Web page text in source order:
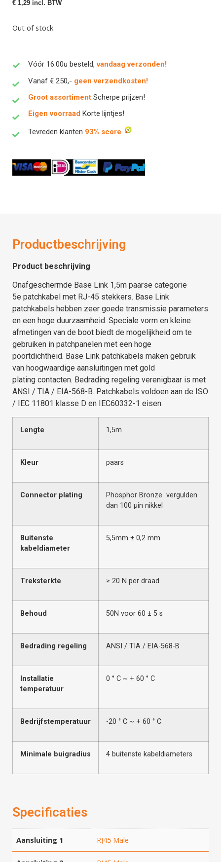
€ 1,29 incl. BTW
Out of stock
Vóór 16:00u besteld,vandaag verzonden!
Vanaf € 250,- geen verzendkosten!
Groot assortiment Scherpe prijzen!
Eigen voorraad Korte lijntjes!
Tevreden klanten 93% score
Productbeschrijving
Product beschrijving
Onafgeschermde Base Link 1,5m paarse categorie
5e patchkabel met RJ-45 stekkers. Base Link
patchkabels hebben zeer goede transmissie parameters
en een hoge duurzaamheid. Speciale vorm en kleine
afmetingen van de boot biedt de mogelijkheid om te
gebruiken in patchpanelen met een hoge
poortdichtheid. Base Link patchkabels maken gebruik
van hoogwaardige aansluitingen met gold
plating contacten. Bedrading regeling verenigbaar is met
ANSI / TIA / EIA-568-B. Patchkabels voldoen aan de ISO
/ IEC 11801 klasse D en IEC60332-1 eisen.
Lengte 1,5m
Kleur paars
Connector plating
Phosphor Bronze vergulden
dan 100 μin nikkel
Buitenste
kabeldiameter
5,5mm ± 0,2 mm
Treksterkte ≥ 20 N per draad
Behoud 50N voor 60 ± 5 s
Bedrading regeling ANSI / TIA / EIA-568-B
Installatie
temperatuur
0 ° C ~ + 60 ° C
Bedrijfstemperatuur -20 ° C ~ + 60 ° C
Minimale buigradius 4 buitenste kabeldiameters
Specificaties
Aansluiting 1 RJ45 Male